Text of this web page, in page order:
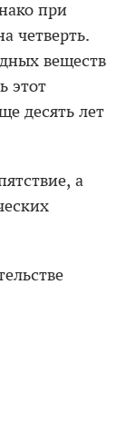
при
четверть.
веществ
этот
десять лет
а